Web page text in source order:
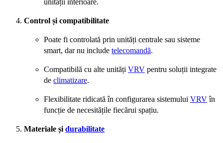
unității interioare.
Control și compatibilitate
Poate fi controlată prin unități centrale sau sisteme
smart, dar nu include telecomandă.
Compatibilă cu alte unități VRV pentru soluții integrate
de climatizare.
Flexibilitate ridicată în configurarea sistemului VRVîn
funcție de necesitățile fiecărui spațiu.
Materiale șidurabilitate